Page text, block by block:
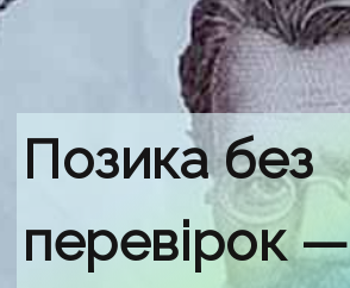
Позика без
перевірок —